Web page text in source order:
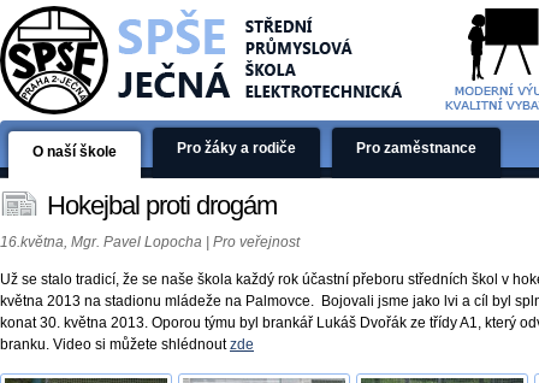
O naší škole Pro žáky a rodiče Pro zaměstnance
Hokejbal proti drogám
16.května, Mgr. Pavel Lopocha | Pro veřejnost
Už se stalo tradicí, že se naše škola každý rok účastní přeboru středních škol v
května 2013 na stadionu mládeže na Palmovce. Bojovali jsme jako lvi a cíl byl
konat 30. května 2013. Oporou týmu byl brankář Lukáš Dvořák ze třídy A1, který
branku. Video si můžete shlédnoutzde